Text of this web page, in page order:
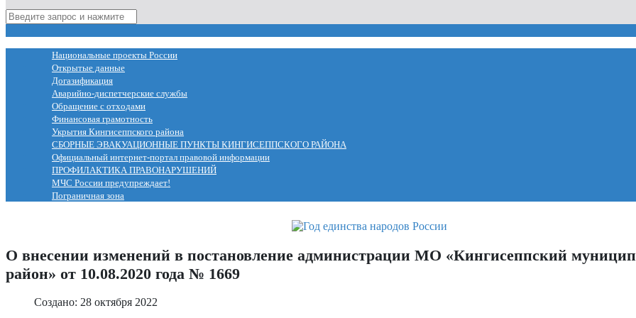
Национальные проекты России
Открытые данные
Догазификация
Аварийно-диспетчерские службы
Обращение с отходами
Финансовая грамотность
Укрытия Кингисеппского района
СБОРНЫЕ ЭВАКУАЦИОННЫЕ ПУНКТЫ КИНГИСЕППСКОГО РАЙОНА
Официальный интернет-портал правовой информации
ПРОФИЛАКТИКА ПРАВОНАРУШЕНИЙ
МЧС России предупреждает!
Пограничная зона
О внесении изменений в постановление администрации МО «Кингисеппский
район» от 10.08.2020 года № 1669
Создано: 28 октября 2022